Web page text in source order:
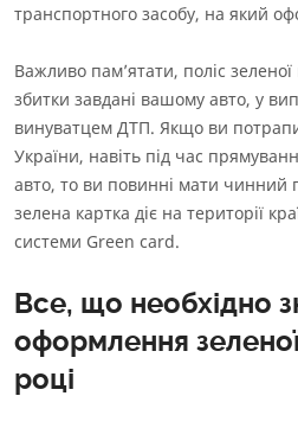
транспортного засобу, на який
Важливо памʼятати, поліс
збитки завдані вашому авто, у
винуватцем ДТП. Якщо ви
України, навіть під час
авто, то ви повинні мати чинний
зелена картка діє на території
системи Green card.
Все, що необхідно
оформлення
році